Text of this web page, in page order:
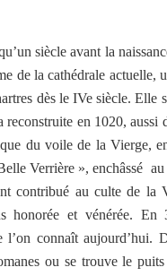
la naissance du
de la cathédrale
dès le IVe siècle. Elle
en 1020, aussi
du voile de la Vierge,
Verrière », enchâssé
contribué au culte de la
honorée et vénérée. En
l’on connaît aujourd’hui.
ou se trouve le